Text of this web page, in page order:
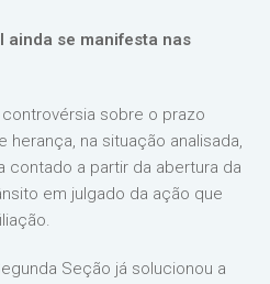
se manifesta nas
sobre o prazo
na situação analisada,
contado a partir da abertura da
em julgado da ação que
Seção já solucionou a